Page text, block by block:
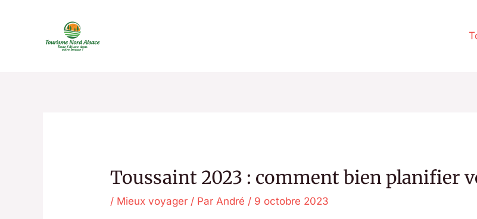
Toussaint 2023 : comment bien planifier
/ Mieux voyager / Par André / 9 octobre 2023